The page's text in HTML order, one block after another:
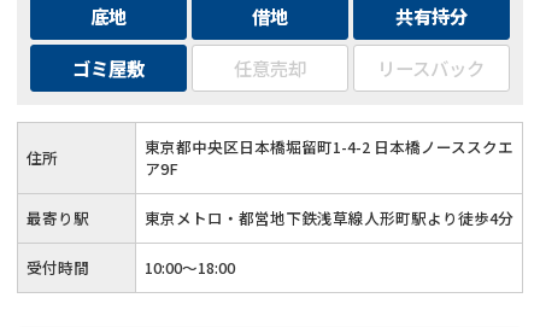
底地
借地
共有持分
ゴミ屋敷
任意売却 リースバック
住所
東京都中央区日本橋堀留町1-4-2 日本橋ノーススクエ
ア9F
最寄り駅 東京メトロ・都営地下鉄浅草線人形町駅より徒歩4分
受付時間 10:00～18:00